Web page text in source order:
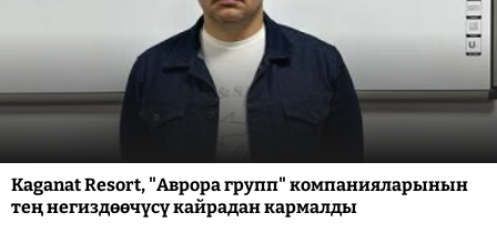
Kaganat Resort, "Аврора групп" компанияларынын
тең негиздөөчүсү кайрадан кармалды